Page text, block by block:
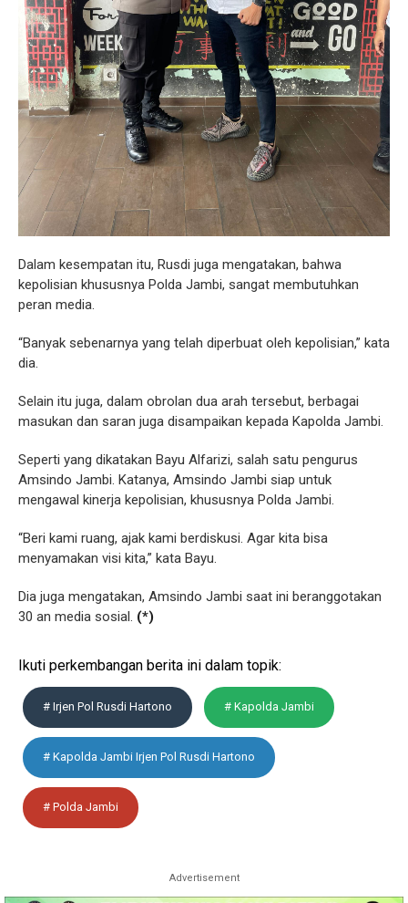
Dalam kesempatan itu, Rusdi juga mengatakan, bahwa
kepolisian khususnya Polda Jambi, sangat membutuhkan
peran media.
“Banyak sebenarnya yang telah diperbuat oleh kepolisian,” kata
dia.
Selain itu juga, dalam obrolan dua arah tersebut, berbagai
masukan dan saran juga disampaikan kepada Kapolda Jambi.
Seperti yang dikatakan Bayu Alfarizi, salah satu pengurus
Amsindo Jambi. Katanya, Amsindo Jambi siap untuk
mengawal kinerja kepolisian, khususnya Polda Jambi.
“Beri kami ruang, ajak kami berdiskusi. Agar kita bisa
menyamakan visi kita,” kata Bayu.
Dia juga mengatakan, Amsindo Jambi saat ini beranggotakan
30 an media sosial. (*)
Ikuti perkembangan berita ini dalam topik:
# Irjen Pol Rusdi Hartono # Kapolda Jambi
# Kapolda Jambi Irjen Pol Rusdi Hartono
# Polda Jambi
Advertisement